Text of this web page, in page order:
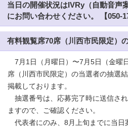
当日の開催状況はIVRy（自動音声
にお問い合わせください。 【050-
有料観覧席70席（川西市民限定）
7月1日（月曜日）〜7月5日（金曜
席（川西市民限定）の当選者の抽選
掲載しております。
抽選番号は、応募完了時に送信さ
ますので、ご確認ください。
代表者にのみ、8月上旬までに当日